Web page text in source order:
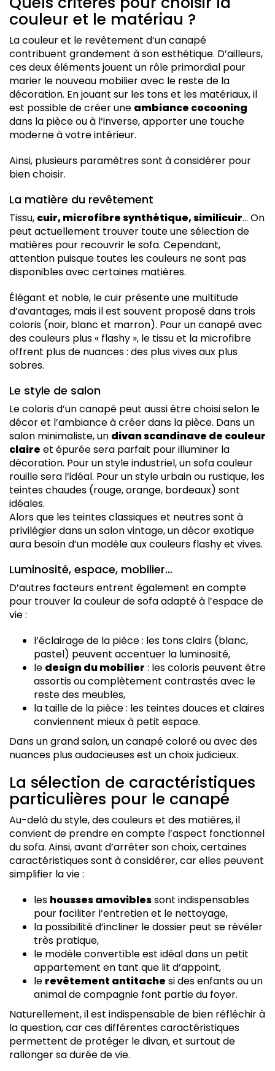
couleur et le matériau ?
La couleur et le revêtement d’un canapé
contribuent grandement à son esthétique. D’ailleurs,
ces deux éléments jouent un rôle primordial pour
marier le nouveau mobilier avec le reste de la
décoration. En jouant sur les tons et les matériaux, il
est possible de créer une ambiance cocooning
dans la pièce ou à l’inverse, apporter une touche
moderne à votre intérieur.
Ainsi, plusieurs paramètres sont à considérer pour
bien choisir.
La matière du revêtement
Tissu, cuir, microfibre synthétique, similicuir… On
peut actuellement trouver toute une sélection de
matières pour recouvrir le sofa. Cependant,
attention puisque toutes les couleurs ne sont pas
disponibles avec certaines matières.
Élégant et noble, le cuir présente une multitude
d’avantages, mais il est souvent proposé dans trois
coloris (noir, blanc et marron). Pour un canapé avec
des couleurs plus « flashy », le tissu et la microfibre
offrent plus de nuances : des plus vives aux plus
sobres.
Le style de salon
Le coloris d’un canapé peut aussi être choisi selon le
décor et l’ambiance à créer dans la pièce. Dans un
salon minimaliste, un divan scandinave de couleur
claire et épurée sera parfait pour illuminer la
décoration. Pour un style industriel, un sofa couleur
rouille sera l’idéal. Pour un style urbain ou rustique, les
teintes chaudes (rouge, orange, bordeaux) sont
idéales.
Alors que les teintes classiques et neutres sont à
privilégier dans un salon vintage, un décor exotique
aura besoin d’un modèle aux couleurs flashy et vives.
Luminosité, espace, mobilier…
D’autres facteurs entrent également en compte
pour trouver la couleur de sofa adapté à l’espace de
vie :
l’éclairage de la pièce : les tons clairs (blanc,
pastel) peuvent accentuer la luminosité,
le design du mobilier : les coloris peuvent être
assortis ou complètement contrastés avec le
reste des meubles,
la taille de la pièce : les teintes douces et claires
conviennent mieux à petit espace.
Dans un grand salon, un canapé coloré ou avec des
nuances plus audacieuses est un choix judicieux.
La sélection de caractéristiques
particulières pour le canapé
Au-delà du style, des couleurs et des matières, il
convient de prendre en compte l’aspect fonctionnel
du sofa. Ainsi, avant d’arrêter son choix, certaines
caractéristiques sont à considérer, car elles peuvent
simplifier la vie :
les housses amoviblessont indispensables
pour faciliter l’entretien et le nettoyage,
la possibilité d’incliner le dossier peut se révéler
très pratique,
le modèle convertible est idéal dans un petit
appartement en tant que lit d’appoint,
le revêtement antitache si des enfants ou un
animal de compagnie font partie du foyer.
Naturellement, il est indispensable de bien réfléchir à
la question, car ces différentes caractéristiques
permettent de protéger le divan, et surtout de
rallonger sa durée de vie.